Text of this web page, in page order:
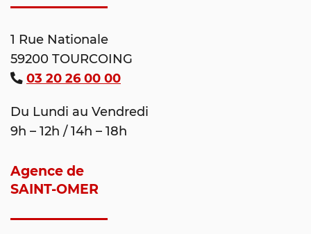
1 Rue Nationale
59200 TOURCOING
03 20 26 00 00
Du Lundi au Vendredi
9h – 12h / 14h – 18h
Agence de
SAINT-OMER